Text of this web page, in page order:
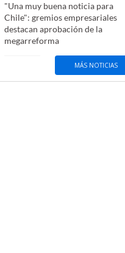
"Una muy buena noticia para
Chile": gremios empresariales
destacan aprobación de la
megarreforma
MÁS NOTICIAS